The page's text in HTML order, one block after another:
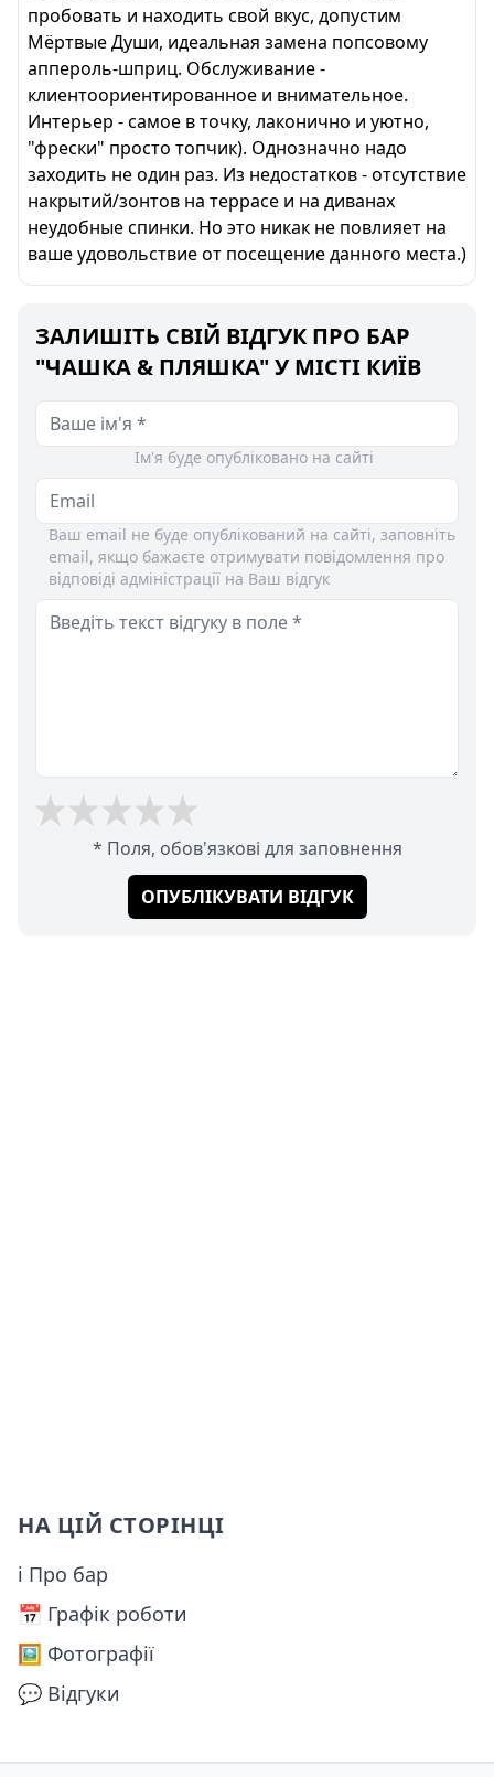
пробовать и находить свой вкус, допустим
Мёртвые Души, идеальная замена попсовому
аппероль-шприц. Обслуживание -
клиентоориентированное и внимательное.
Интерьер - самое в точку, лаконично и уютно,
"фрески" просто топчик). Однозначно надо
заходить не один раз. Из недостатков - отсутствие
накрытий/зонтов на террасе и на диванах
неудобные спинки. Но это никак не повлияет на
ваше удовольствие от посещение данного места.)
ЗАЛИШІТЬ СВІЙ ВІДГУК ПРО БАР
"ЧАШКА & ПЛЯШКА" У МІСТІ КИЇВ
Ім'я буде опубліковано на сайті
Ваш email не буде опублікований на сайті, заповніть
email, якщо бажаєте отримувати повідомлення про
відповіді адміністрації на Ваш відгук
* Поля, обов'язкові для заповнення
ОПУБЛІКУВАТИ ВІДГУК
НА ЦІЙ СТОРІНЦІ
ℹ Про бар
📅️ Графік роботи
🖼️ Фотографії
💬 Відгуки